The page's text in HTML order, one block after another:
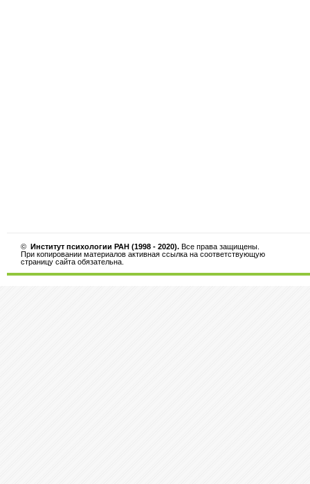
© Институт психологии РАН (1998 - 2020). Все права защищены.
При копировании материалов активная ссылка на соответствующую
страницу сайта обязательна.